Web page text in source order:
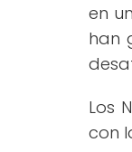
en
han
Los
con